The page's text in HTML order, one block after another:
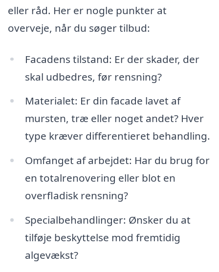
eller råd. Her er nogle punkter at
overveje, når du søger tilbud:
Facadens tilstand: Er der skader, der
skal udbedres, før rensning?
Materialet: Er din facade lavet af
mursten, træ eller noget andet? Hver
type kræver differentieret behandling.
Omfanget af arbejdet: Har du brug for
en totalrenovering eller blot en
overfladisk rensning?
Specialbehandlinger: Ønsker du at
tilføje beskyttelse mod fremtidig
algevækst?